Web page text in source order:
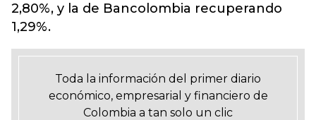
2,80%, y la de Bancolombia recuperando
1,29%.
Toda la información del primer diario
económico, empresarial y financiero de
Colombia a tan solo un clic